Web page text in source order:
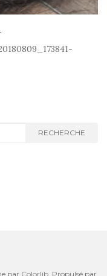
RECHERCHE
par Colorlib . Propulsé par